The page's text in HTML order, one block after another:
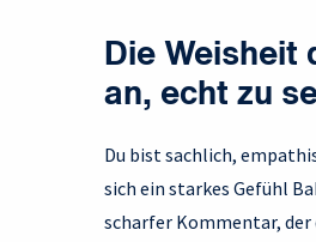
Die Weisheit
an, echt zu
Du bist sachlich,
sich ein starkes Gefühl
scharfer Kommentar,